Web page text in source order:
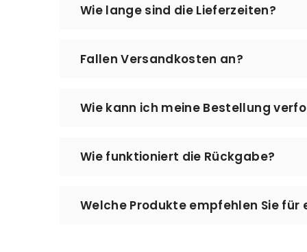
Wie lange sind die Lieferzeiten?
Die Bearbeitung Ihrer Bestellung, die
Werktage. Bei MeinLeseplatz setzen
Fallen Versandkosten an?
Nein – der Versand ist kostenlos. Es
Wie kann ich meine Bestellung
Den Status Ihrer Bestellung können Sie
aktuellen Lieferstatus einzusehen. Bitte
Wie funktioniert die Rückgabe?
Sie können Ihre Bestellung innerhalb
Kontakt@meinleseplatz.de – wir
Welche Produkte empfehlen Sie für